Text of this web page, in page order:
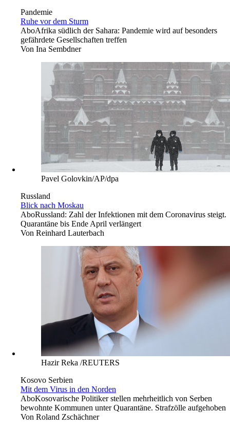
Pandemie
Ruhe vor dem Sturm
AboAfrika südlich der Sahara: Pandemie wird auf besonders
gefährdete Gesellschaften treffen
Von Ina Sembdner
Pavel Golovkin/AP/dpa
Russland
Blick nach Moskau
AboRussland: Zahl der Infektionen mit dem Coronavirus steigt.
Quarantäne bis Ende April verlängert
Von Reinhard Lauterbach
Hazir Reka /REUTERS
Kosovo Serbien
Mit dem Virus in den Norden
AboKosovarische Politiker stellen mehrheitlich von Serben
bewohnte Kommunen unter Quarantäne. Strafzölle aufgehoben
Von Roland Zschächner